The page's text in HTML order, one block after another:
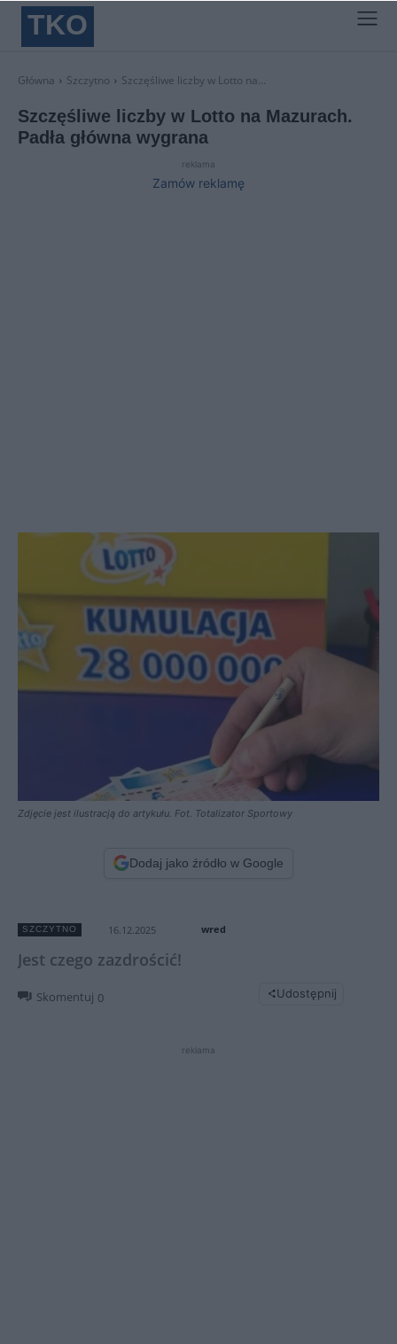
TKO
Główna Szczytno Szczęśliwe liczby w Lotto na...
Szczęśliwe liczby w Lotto na Mazurach.
Padła główna wygrana
reklama
Zamów reklamę
Zdjęcie jest ilustracją do artykułu. Fot. Totalizator Sportowy
Dodaj jako źródło w Google
SZCZYTNO 16.12.2025 wred
Jest czego zazdrościć!
Skomentuj 0 Udostępnij
reklama